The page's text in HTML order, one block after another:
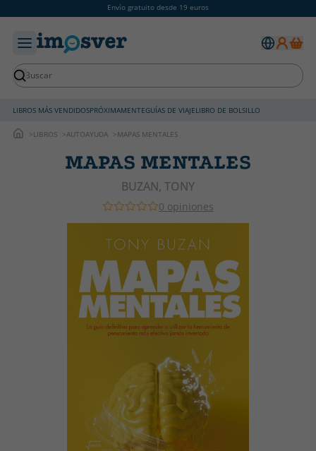
Envío gratuito desde 19 euros
LIBROS MÁS VENDIDOSPRÓXIMAMENTEGUÍAS DE VIAJELIBRO DE BOLSILLO
LIBROS AUTOAYUDA MAPAS MENTALES
MAPAS MENTALES
BUZAN, TONY
0 opiniones